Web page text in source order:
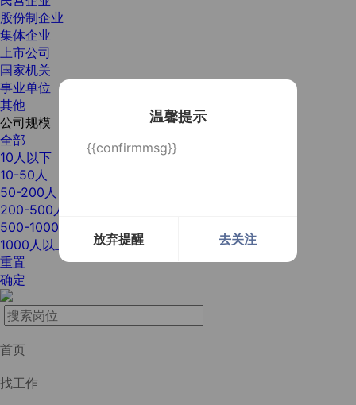
温馨提示
{{confirmmsg}}
放弃提醒 去关注
股份制企业
集体企业
上市公司
国家机关
事业单位
其他
公司规模
全部
10人以下
10-50人
50-200人
200-500人
500-1000人
1000人以上
重置
确定
首页
找工作